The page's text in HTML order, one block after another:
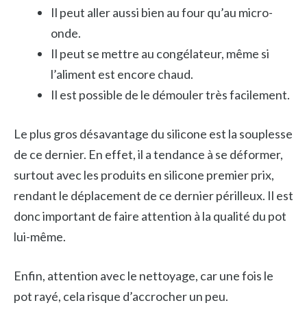
Il peut aller aussi bien au four qu’au micro-
onde.
Il peut se mettre au congélateur, même si
l’aliment est encore chaud.
Il est possible de le démouler très facilement.
Le plus gros désavantage du silicone est la souplesse
de ce dernier. En effet, il a tendance à se déformer,
surtout avec les produits en silicone premier prix,
rendant le déplacement de ce dernier périlleux. Il est
donc important de faire attention à la qualité du pot
lui-même.
Enfin, attention avec le nettoyage, car une fois le
pot rayé, cela risque d’accrocher un peu.